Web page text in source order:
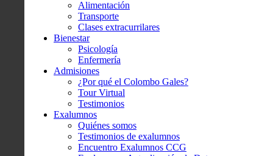
Alimentación
Transporte
Clases extracurrilares
Bienestar
Psicología
Enfermería
Admisiones
¿Por qué el Colombo Gales?
Tour Virtual
Testimonios
Exalumnos
Quiénes somos
Testimonios de exalumnos
Encuentro Exalumnos CCG